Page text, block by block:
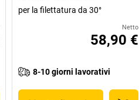
per la filettatura da 30°
Netto
58,90 €
8-10 giorni lavorativi